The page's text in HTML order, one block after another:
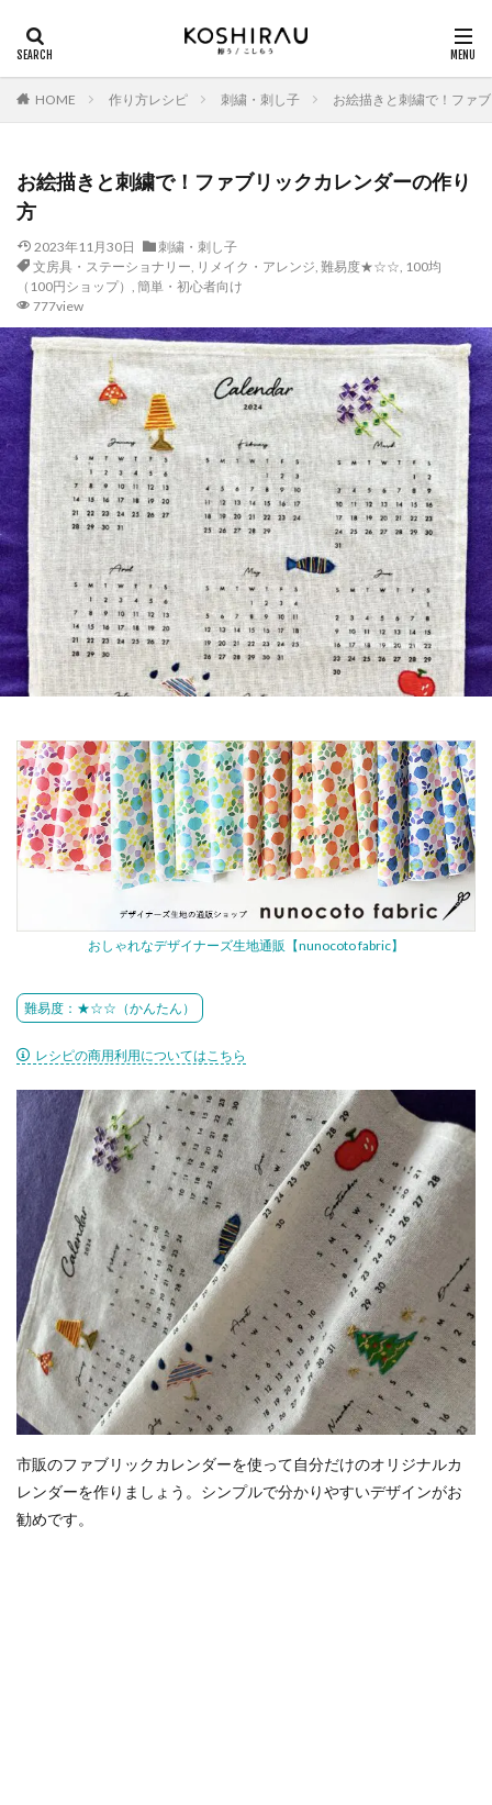
HOME 作り方レシピ 刺繍・刺し子 お絵描きと刺繍で！ファ
お絵描きと刺繍で！ファブリックカレンダーの作り
方
2023年11月30日
刺繍・刺し子
文房具・ステーショナリー, リメイク・アレンジ, 難易度★☆☆, 100均
（100円ショップ） , 簡単・初心者向け
777view
おしゃれなデザイナーズ生地通販【nunocoto fabric】
難易度：★☆☆（かんたん）
レシピの商用利用についてはこちら
市販のファブリックカレンダーを使って自分だけのオリジナルカ
レンダーを作りましょう。シンプルで分かりやすいデザインがお
勧めです。